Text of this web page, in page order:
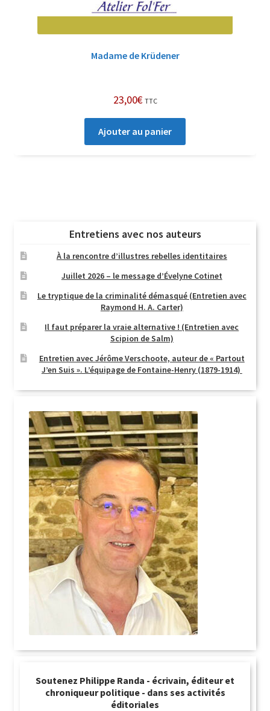
Madame de Krüdener
23,00€ TTC
Ajouter au panier
Entretiens avec nos auteurs
À la rencontre d’illustres rebelles identitaires
Juillet 2026 – le message d’Évelyne Cotinet
Le tryptique de la criminalité démasqué (Entretien avec
Raymond H. A. Carter)
Il faut préparer la vraie alternative ! (Entretien avec
Scipion de Salm)
Entretien avec Jérôme Verschoote, auteur de « Partout
J’en Suis ». L’équipage de Fontaine-Henry (1879-1914)
Soutenez Philippe Randa - écrivain, éditeur et
chroniqueur politique - dans ses activités
éditoriales